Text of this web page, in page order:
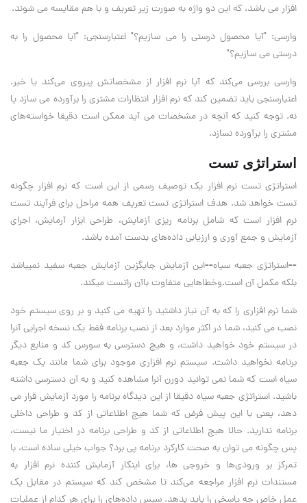
افزار می باشد، که این دو واژه به صورت زیر تعریف و با هم مقایسه می شوند.
وارسی: "آیا محصول درستی را می سازیم؟" اعتبارسنجی: "آیا محصول را به
درستی می سازیم؟"
وارسی بررسی می‌کند که آیا نرم افزار از مشخصاتش پیروی می‌کند یا خیر.
اعتبارسنجی باید تضمین کند که نرم افزار انتظارات مشتری را برآورده می سازد یا
نه. توجه کنید که آنچه در مشخصات می آید ممکن است دقیقا خواسته‌های
مشتری را برآورده نسازد.
استراتژی تست
استراتژی تست نرم افزار یک توصیف رسمی از این است که نرم افزار چگونه
تست خواهد شد. هدف استراتژی تست تعریف همه مراحل برای فرآیند تست
نرم افزار است که شامل برنامه ریزی آزمایش، طراحی ابزار آرمایش، اجرای
آزمایش و جمع آوری و ارزیابی داده‌های بدست آمده باشد.
==استراتژی جعبه سیاه==این آزمایش جایگزین آزمایش جعبه سفید نمیباشد
بلکه مکمل آن است.وخطاهایی متفاوت باآن راتست میکند.
شما نرم افزاری را که به آن نیاز داشتید را تهیه می کنید و بر روی سیستم خود
نصب می کنید، شما در اکثر موارد بعد از نصب برنامه فقط یک نسخه اجرایی آنرا
در سیستم خود خواهید داشت، و هیچ دسترسی به سورس کد و منابع دیگر
برنامه نخواهید داشت. سیستم نرم افزاری موجود برای شما مانند یک جعبه
سیاه است که شما نمی توانید دورن آنرا مشاهده کنید و به آن دسترسی داشته
باشید. استراتژی جعبه سیاه دقیقا از این دیدگاه برنامه را مورد آزمایش قرار می
دهد، یعنی با این پیش فرض که شما هیچ اطلاعاتی از کد و طراحی داخلی
برنامه ندارید. حالا هیچ اطلاعاتی از کد و طراحی برنامه در اختیار ما نیست،
پس چگونه می توان به صحت کارکرد برنامه پی برد؟ جواب خیلی ساده است، با
تمرکز بر ورودی‌ها و خروجی ها، برای اینکار آزمایش کننده نرم افزار به
مستندات نرم افزار مراجعه می‌کند تا مشخص کند که سیستم در مقابل یک
عمل خاص چه پاسخی را باید بدهد. سپس داده‌های را برای هر کدام از عملیات